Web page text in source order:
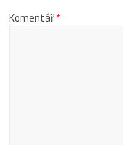
Komentář*